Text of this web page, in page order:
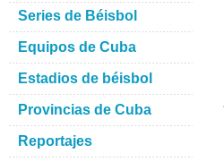
Series de Béisbol
Equipos de Cuba
Estadios de béisbol
Provincias de Cuba
Reportajes